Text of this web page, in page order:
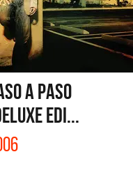
A PASO
EDI...